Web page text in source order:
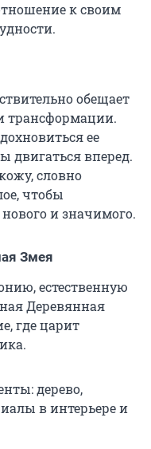
к своим
обещает
трансформации.
ее
двигаться вперед.
словно
чтобы
и значимого.
Змея
естественную
Деревянная
где царит
дерево,
в интерьере и